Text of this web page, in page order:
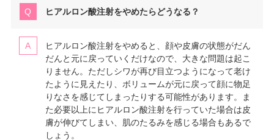
ヒアルロン酸注射をやめたらどうなる？
ヒアルロン酸注射をやめると、顔や皮膚の状態がだん
だんと元に戻っていくだけなので、大きな問題は起こ
りません。ただしシワが再び目立つようになって老け
たように見えたり、ボリュームが元に戻って顔に物足
りなさを感じてしまったりする可能性があります。ま
た必要以上にヒアルロン酸注射を行っていた場合は皮
膚が伸びてしまい、肌のたるみを感じる場合もあるで
しょう。